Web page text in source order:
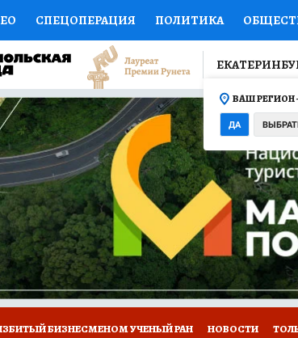
СПЕЦОПЕРАЦИЯ ПОЛИТИКА
НАУКА СПОРТ КОЛУМНИСТЫ
ДОКТОР ФИНАНСЫ ОТКРЫВАЕМ
ПРОГНОЗЫ НА СПОРТ ПРОМОКОДЫ
НЕДВИЖИМОСТЬ ТЕЛЕВИЗОР
НОВОЕ НА САЙТЕ
ВАШ РЕГИОН
ДА
БИЗНЕСМЕНОМ УЧЕНЫЙ РАН НОВОСТИ